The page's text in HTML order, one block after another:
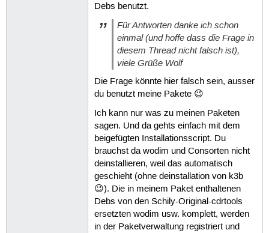
Debs benutzt.
Für Antworten danke ich schon
einmal (und hoffe dass die Frage in
diesem Thread nicht falsch ist),
viele Grüße Wolf
Die Frage könnte hier falsch sein, ausser
du benutzt meine Pakete 😉
Ich kann nur was zu meinen Paketen
sagen. Und da gehts einfach mit dem
beigefügten Installationsscript. Du
brauchst da wodim und Consorten nicht
deinstallieren, weil das automatisch
geschieht (ohne deinstallation von k3b
😉). Die in meinem Paket enthaltenen
Debs von den Schily-Original-cdrtools
ersetzten wodim usw. komplett, werden
in der Paketverwaltung registriert und